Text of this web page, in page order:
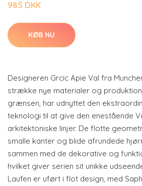
985 DKK
KØB NU
Designeren Grcic Apie Val fra
strække nye materialer og
grænsen, har udnyttet den
teknologi til at give den enestående
arkitektoniske linjer. De flotte
smalle kanter og blide afrundede
sammen med de dekorative og
hvilket giver serien sit unikke
Laufen er uført i flot design, med